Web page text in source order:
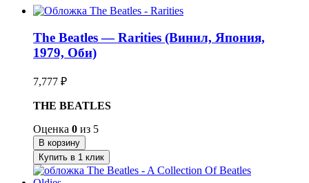
The Beatles — Rarities (Винил, Япония,
1979, Оби)
7,777 ₽
THE BEATLES
Оценка 0 из 5
В корзину
Купить в 1 клик